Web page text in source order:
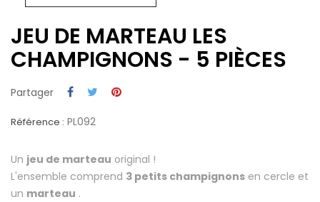
JEU DE MARTEAU LES
CHAMPIGNONS - 5 PIÈCES
Partager
Référence : PL092
Un jeu de marteau original !
L'ensemble comprend 3 petits champignons en cercle et
un marteau .